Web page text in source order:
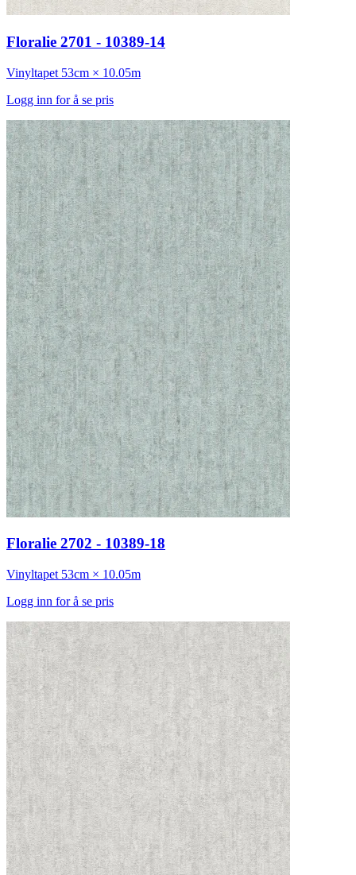
Floralie 2701 - 10389-14
Vinyltapet 53cm × 10.05m
Logg inn for å se pris
Floralie 2702 - 10389-18
Vinyltapet 53cm × 10.05m
Logg inn for å se pris